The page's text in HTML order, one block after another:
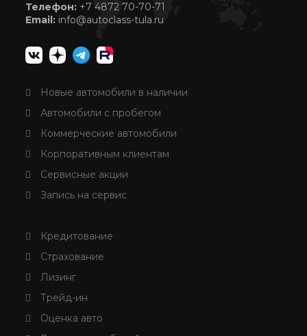
Телефон: +7 4872 70-70-71
Email: info@autoclass-tula.ru
Новые автомобили в наличии
Автомобили с пробегом
Коммерческие автомобили
Корпоративным клиентам
Сервисные акции
Запись на сервис
Кредитование
Страхование
Лизинг
Трейд-ин
Оценка авто